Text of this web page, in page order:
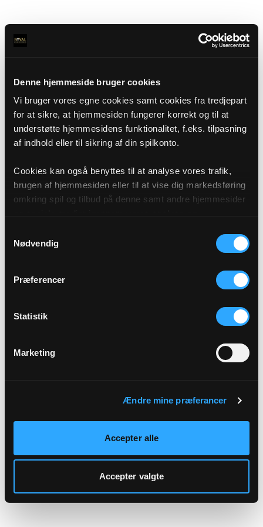
Denne hjemmeside bruger cookies
Vi bruger vores egne cookies samt cookies fra tredjepart
for at sikre, at hjemmesiden fungerer korrekt og til at
understøtte hjemmesidens funktionalitet, f.eks. tilpasning
af indhold eller til sikring af din spilkonto.
Cookies kan også benyttes til at analyse vores trafik,
brugen af hjemmesiden eller til at vise dig markedsføring
omkring spil og tilbud på denne samt andre hjemmesider
af cookies under "Detaljer" eller ved at klikke videre til
vores Cookiepolitik, som du finder i bunden af vores
Nødvendig
Præferencer
Statistik
Marketing
Ændre mine præferancer
Accepter alle
Accepter valgte